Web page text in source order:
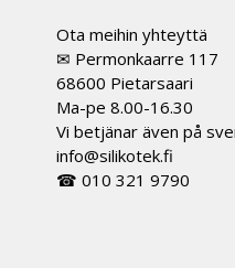
Ota meihin yhteyttä
✉ Permonkaarre 117
68600 Pietarsaari
Ma-pe 8.00-16.30
Vi betjänar även på
info@silikotek.fi
☎ 010 321 9790